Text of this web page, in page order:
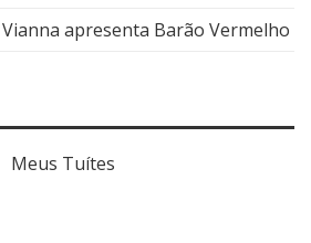
apresenta Barão Vermelho
Meus Tuítes